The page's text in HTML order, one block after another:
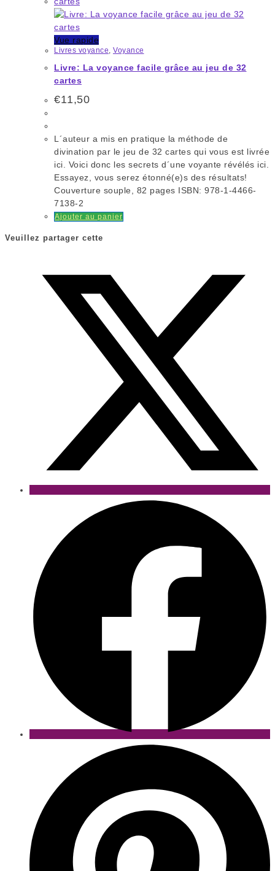
Vue rapide
Livres voyance, Voyance
Livre: La voyance facile grâce au jeu de 32
cartes
€11,50
L´auteur a mis en pratique la méthode de
divination par le jeu de 32 cartes qui vous est livrée
ici. Voici donc les secrets d´une voyante révélés ici.
Essayez, vous serez étonné(e)s des résultats!
Couverture souple, 82 pages ISBN: 978-1-4466-
7138-2
Ajouter au panier
Veuillez partager cette